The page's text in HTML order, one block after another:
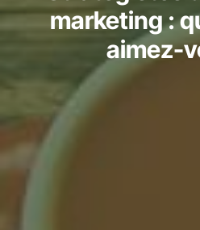
marketing :
aimez-